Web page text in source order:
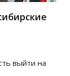
выйти на